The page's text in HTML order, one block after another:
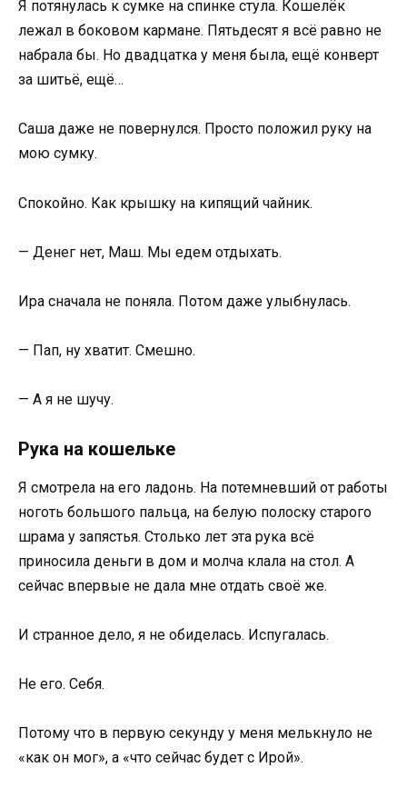
Я потянулась к сумке на спинке стула. Кошелёк
лежал в боковом кармане. Пятьдесят я всё равно не
набрала бы. Но двадцатка у меня была, ещё конверт
за шитьё, ещё…
Саша даже не повернулся. Просто положил руку на
мою сумку.
Спокойно. Как крышку на кипящий чайник.
— Денег нет, Маш. Мы едем отдыхать.
Ира сначала не поняла. Потом даже улыбнулась.
— Пап, ну хватит. Смешно.
— А я не шучу.
Рука на кошельке
Я смотрела на его ладонь. На потемневший от работы
ноготь большого пальца, на белую полоску старого
шрама у запястья. Столько лет эта рука всё
приносила деньги в дом и молча клала на стол. А
сейчас впервые не дала мне отдать своё же.
И странное дело, я не обиделась. Испугалась.
Не его. Себя.
Потому что в первую секунду у меня мелькнуло не
«как он мог», а «что сейчас будет с Ирой».